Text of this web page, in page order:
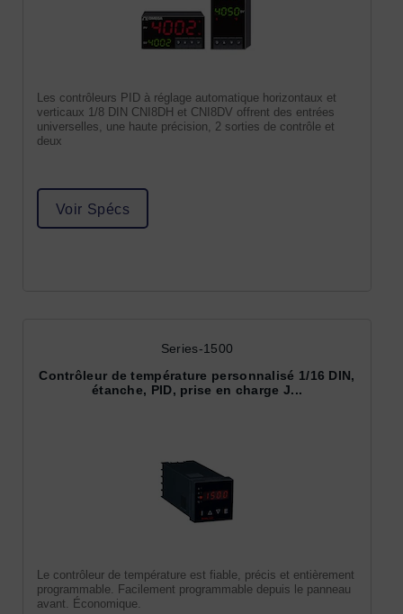
Les contrôleurs PID à réglage automatique horizontaux et
verticaux 1/8 DIN CNI8DH et CNI8DV offrent des entrées
universelles, une haute précision, 2 sorties de contrôle et
deux
Voir Spécs
Series-1500
Contrôleur de température personnalisé 1/16 DIN,
étanche, PID, prise en charge J...
Le contrôleur de température est fiable, précis et entièrement
programmable. Facilement programmable depuis le panneau
avant. Économique.